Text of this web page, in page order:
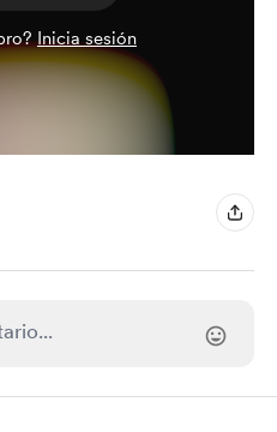
Inicia sesión